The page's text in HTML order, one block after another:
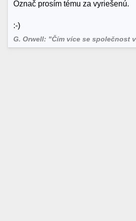
Označ prosím tému za vyriešenú.
:-)
G. Orwell: "Čím více se společnost